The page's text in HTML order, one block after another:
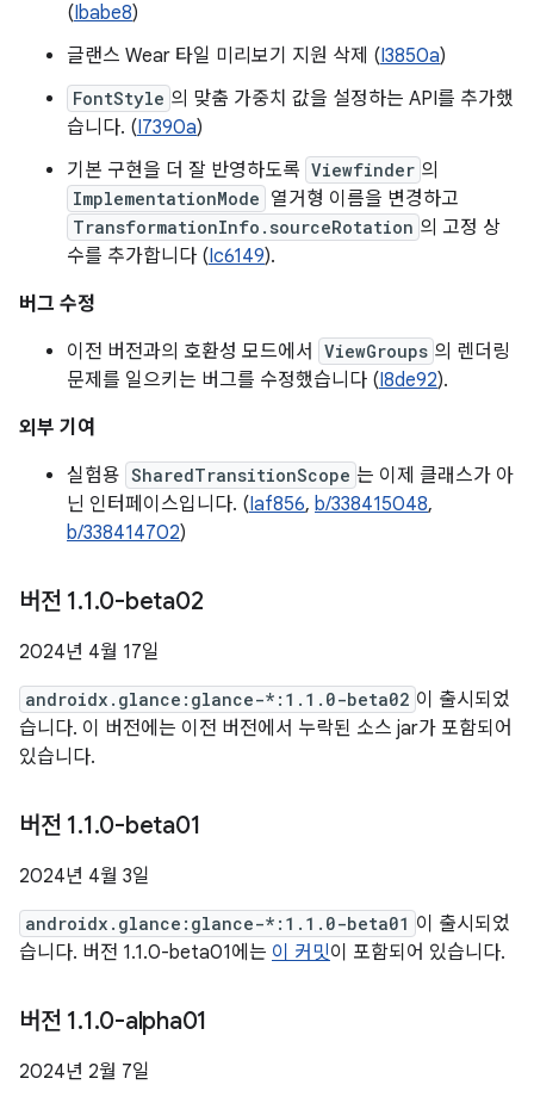
(Ibabe8)
글랜스 Wear 타일 미리보기 지원 삭제 (I3850a)
FontStyle 의 맞춤 가중치 값을 설정하는 API를 추가했
습니다. (I7390a)
기본 구현을 더 잘 반영하도록 Viewfinder 의
ImplementationMode 열거형 이름을 변경하고
TransformationInfo.sourceRotation 의 고정 상
수를 추가합니다 (Ic6149).
버그 수정
이전 버전과의 호환성 모드에서
ViewGroups 의 렌더링
문제를 일으키는 버그를 수정했습니다 (I8de92).
외부 기여
실험용 SharedTransitionScope 는 이제 클래스가 아
닌 인터페이스입니다. (Iaf856, b/338415048,
b/338414702)
버전 1.1.0-beta02
2024년 4월 17일
androidx.glance:glance-*:1.1.0-beta02 이 출시되었
습니다. 이 버전에는 이전 버전에서 누락된 소스 jar가 포함되어
있습니다.
버전 1.1.0-beta01
2024년 4월 3일
androidx.glance:glance-*:1.1.0-beta01 이 출시되었
습니다. 버전 1.1.0-beta01에는 이 커밋이 포함되어 있습니다.
버전 1.1.0-alpha01
2024년 2월 7일